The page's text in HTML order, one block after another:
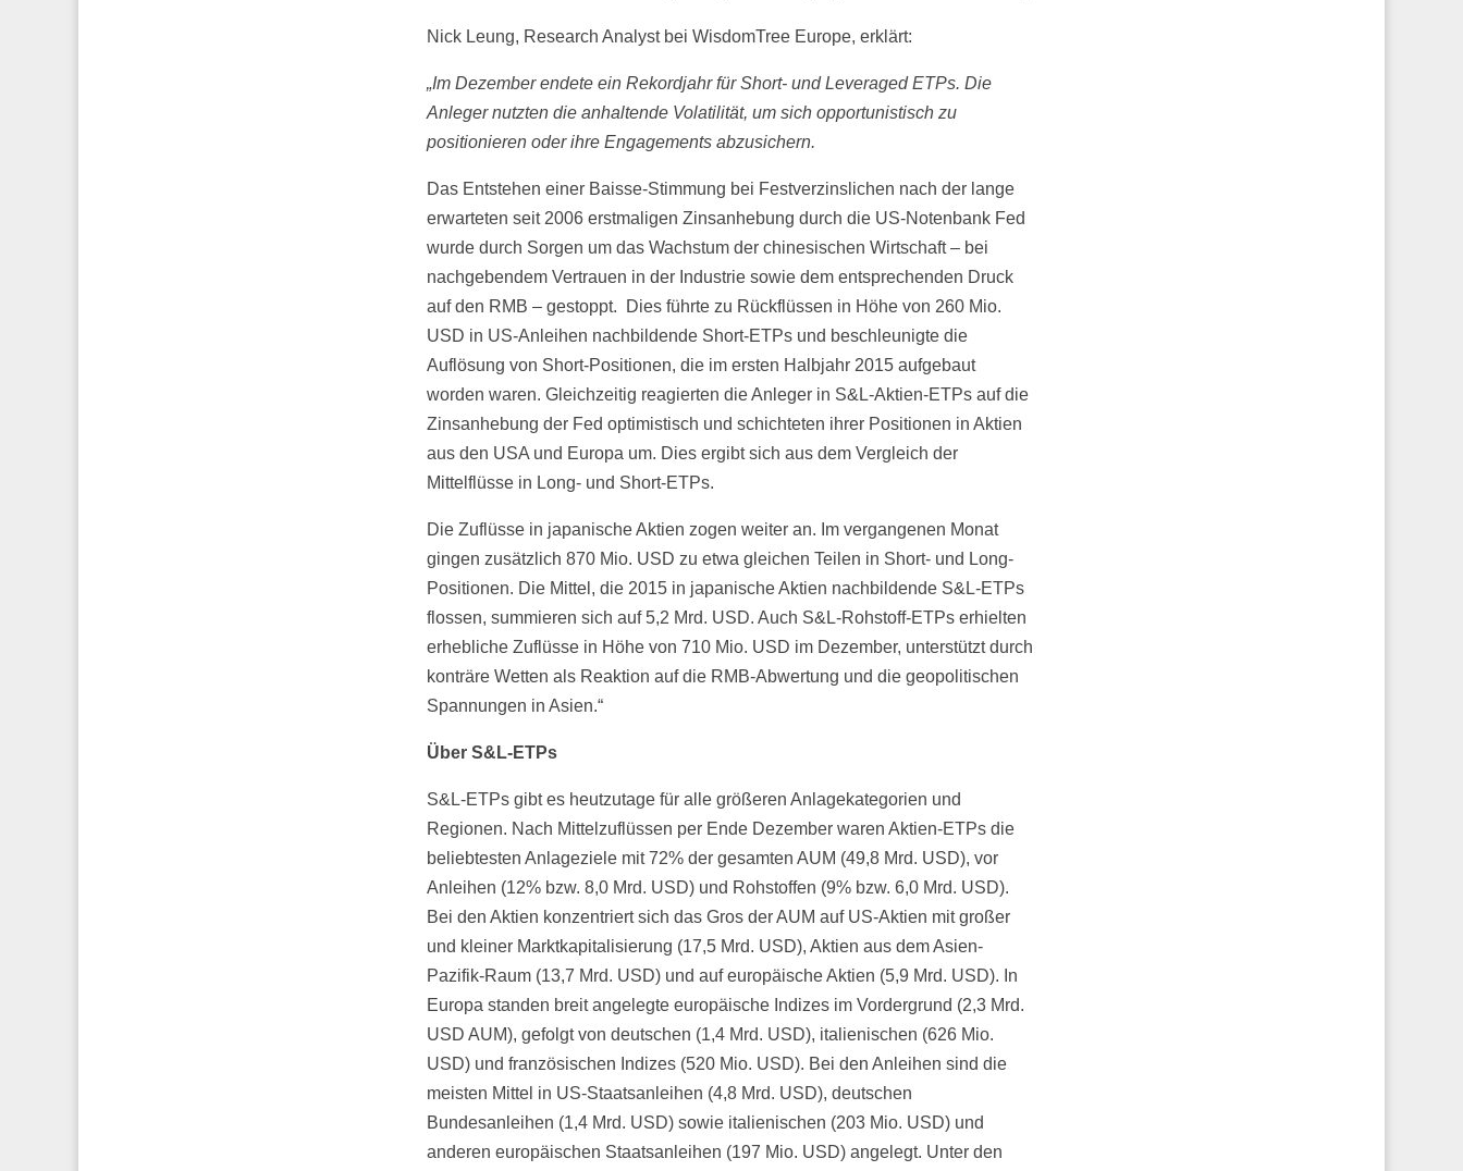
Nick Leung, Research Analyst bei WisdomTree Europe, erklärt:
„Im Dezember endete ein Rekordjahr für Short- und Leveraged ETPs. Die
Anleger nutzten die anhaltende Volatilität, um sich opportunistisch zu
positionieren oder ihre Engagements abzusichern.
Das Entstehen einer Baisse-Stimmung bei Festverzinslichen nach der lange
erwarteten seit 2006 erstmaligen Zinsanhebung durch die US-Notenbank Fed
wurde durch Sorgen um das Wachstum der chinesischen Wirtschaft – bei
nachgebendem Vertrauen in der Industrie sowie dem entsprechenden Druck
auf den RMB – gestoppt. Dies führte zu Rückflüssen in Höhe von 260 Mio.
USD in US-Anleihen nachbildende Short-ETPs und beschleunigte die
Auflösung von Short-Positionen, die im ersten Halbjahr 2015 aufgebaut
worden waren. Gleichzeitig reagierten die Anleger in S&L-Aktien-ETPs auf die
Zinsanhebung der Fed optimistisch und schichteten ihrer Positionen in Aktien
aus den USA und Europa um. Dies ergibt sich aus dem Vergleich der
Mittelflüsse in Long- und Short-ETPs.
Die Zuflüsse in japanische Aktien zogen weiter an. Im vergangenen Monat
gingen zusätzlich 870 Mio. USD zu etwa gleichen Teilen in Short- und Long-
Positionen. Die Mittel, die 2015 in japanische Aktien nachbildende S&L-ETPs
flossen, summieren sich auf 5,2 Mrd. USD. Auch S&L-Rohstoff-ETPs erhielten
erhebliche Zuflüsse in Höhe von 710 Mio. USD im Dezember, unterstützt durch
konträre Wetten als Reaktion auf die RMB-Abwertung und die geopolitischen
Spannungen in Asien.“
Über S&L-ETPs
S&L-ETPs gibt es heutzutage für alle größeren Anlagekategorien und
Regionen. Nach Mittelzuflüssen per Ende Dezember waren Aktien-ETPs die
beliebtesten Anlageziele mit 72% der gesamten AUM (49,8 Mrd. USD), vor
Anleihen (12% bzw. 8,0 Mrd. USD) und Rohstoffen (9% bzw. 6,0 Mrd. USD).
Bei den Aktien konzentriert sich das Gros der AUM auf US-Aktien mit großer
und kleiner Marktkapitalisierung (17,5 Mrd. USD), Aktien aus dem Asien-
Pazifik-Raum (13,7 Mrd. USD) und auf europäische Aktien (5,9 Mrd. USD). In
Europa standen breit angelegte europäische Indizes im Vordergrund (2,3 Mrd.
USD AUM), gefolgt von deutschen (1,4 Mrd. USD), italienischen (626 Mio.
USD) und französischen Indizes (520 Mio. USD). Bei den Anleihen sind die
meisten Mittel in US-Staatsanleihen (4,8 Mrd. USD), deutschen
Bundesanleihen (1,4 Mrd. USD) sowie italienischen (203 Mio. USD) und
anderen europäischen Staatsanleihen (197 Mio. USD) angelegt. Unter den